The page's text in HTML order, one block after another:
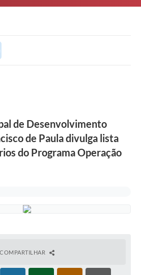
de Desenvolvimento
de Paula divulga lista
do Programa Operação
COMPARTILHAR